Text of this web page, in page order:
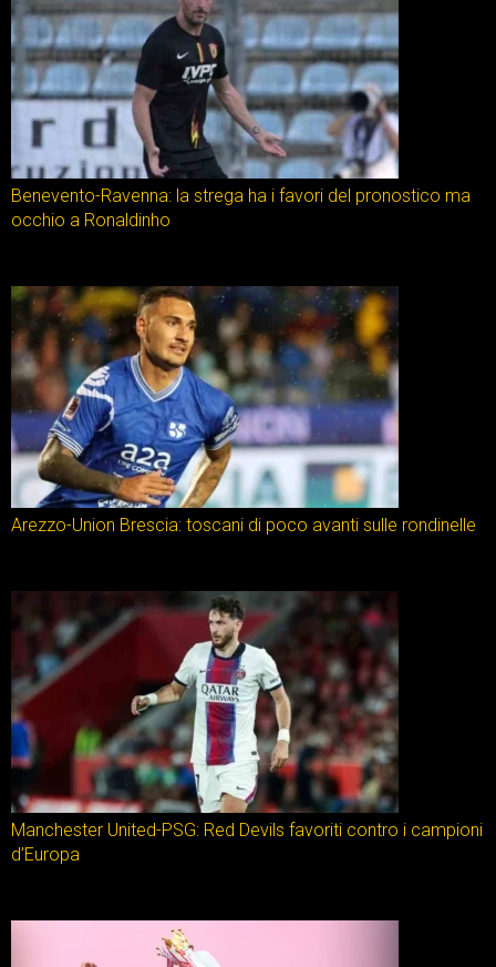
Benevento-Ravenna: la strega ha i favori del pronostico ma
occhio a Ronaldinho
Arezzo-Union Brescia: toscani di poco avanti sulle rondinelle
Manchester United-PSG: Red Devils favoriti contro i campioni
d’Europa